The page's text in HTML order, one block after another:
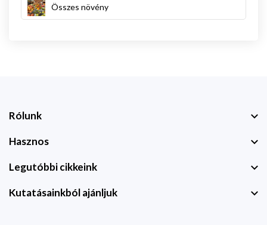
Összes növény
Rólunk
Hasznos
Legutóbbi cikkeink
Kutatásainkból ajánljuk